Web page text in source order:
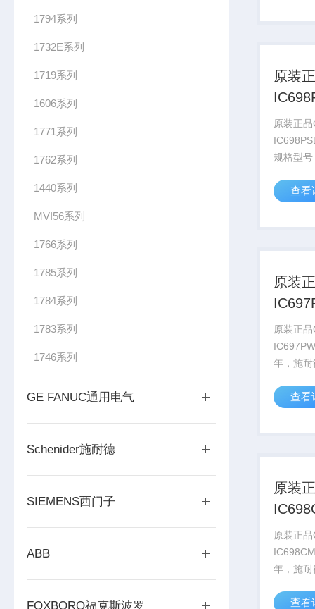
1794系列
1732E系列
1719系列
1606系列
1771系列
1762系列
1440系列
MVI56系列
1766系列
1785系列
1784系列
1783系列
1746系列
GE FANUC通用电气
Schenider施耐德
SIEMENS西门子
ABB
FOXBORO福克斯波罗
余（
原装
款
原装正
规格​​型号​
流转直
查看
原装
现货
原装正
年，施
2022年9
要约，该
查看
原装
服务
原装正
年，施
2022年9
查看